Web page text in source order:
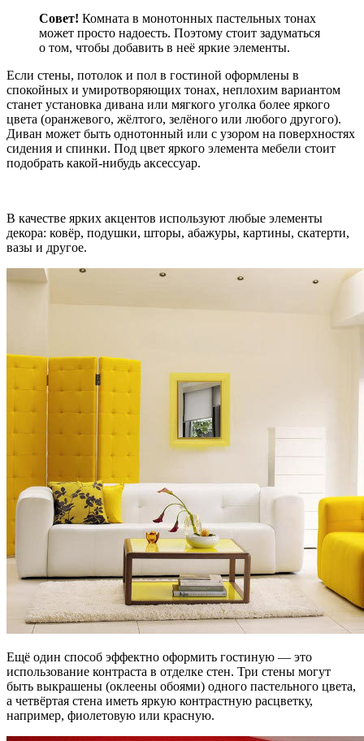
Совет! Комната в монотонных пастельных тонах
может просто надоесть. Поэтому стоит задуматься
о том, чтобы добавить в неё яркие элементы.
Если стены, потолок и пол в гостиной оформлены в
спокойных и умиротворяющих тонах, неплохим вариантом
станет установка дивана или мягкого уголка более яркого
цвета (оранжевого, жёлтого, зелёного или любого другого).
Диван может быть однотонный или с узором на поверхностях
сидения и спинки. Под цвет яркого элемента мебели стоит
подобрать какой-нибудь аксессуар.
В качестве ярких акцентов используют любые элементы
декора: ковёр, подушки, шторы, абажуры, картины, скатерти,
вазы и другое.
Ещё один способ эффектно оформить гостиную — это
использование контраста в отделке стен. Три стены могут
быть выкрашены (оклеены обоями) одного пастельного цвета,
а четвёртая стена иметь яркую контрастную расцветку,
например, фиолетовую или красную.